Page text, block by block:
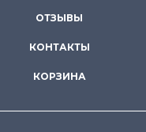
ОТЗЫВЫ
КОНТАКТЫ
КОРЗИНА